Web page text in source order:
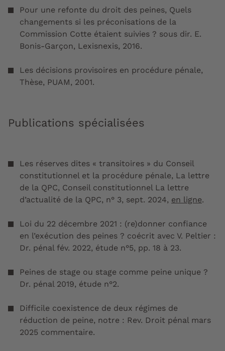
Pour une refonte du droit des peines, Quels
changements si les préconisations de la
Commission Cotte étaient suivies ? sous dir. E.
Bonis-Garçon, Lexisnexis, 2016.
Les décisions provisoires en procédure pénale,
Thèse, PUAM, 2001.
Publications spécialisées
Les réserves dites « transitoires » du Conseil
constitutionnel et la procédure pénale, La lettre
de la QPC, Conseil constitutionnel La lettre
d’actualité de la QPC, n° 3, sept. 2024, en ligne.
Loi du 22 décembre 2021 : (re)donner confiance
en l’exécution des peines ? coécrit avec V. Peltier :
Dr. pénal fév. 2022, étude n°5, pp. 18 à 23.
Peines de stage ou stage comme peine unique ?
Dr. pénal 2019, étude n°2.
Difficile coexistence de deux régimes de
réduction de peine, notre : Rev. Droit pénal mars
2025 commentaire.